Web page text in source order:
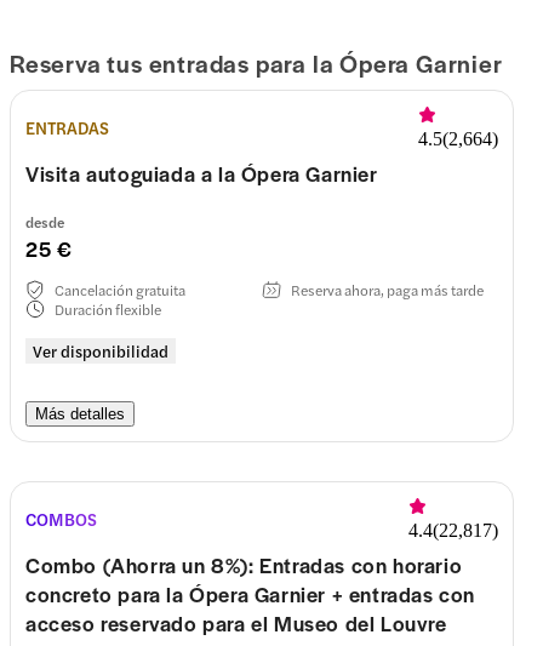
Reserva tus entradas para la Ópera Garnier
ENTRADAS 4.5(2,664)
Visita autoguiada a la Ópera Garnier
desde
25 €
Ver disponibilidad
Cancelación gratuita
Reserva ahora, paga más tarde
Duración flexible
Más detalles
COMBOS 4.4(22,817)
Combo (Ahorra un 8%): Entradas con horario
concreto para la Ópera Garnier + entradas con
acceso reservado para el Museo del Louvre